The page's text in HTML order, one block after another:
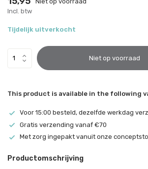
Incl. btw
Tijdelijk uitverkocht
Niet op voorraad
This product is available in the following
Voor 15:00 besteld, dezelfde werkdag
Gratis verzending vanaf €70
Met zorg ingepakt vanuit onze
Productomschrijving